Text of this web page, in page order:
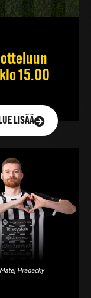
15.00
LUE LISÄÄ